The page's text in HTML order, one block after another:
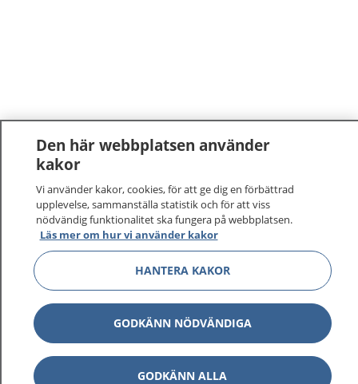
1177–tryggt om din hälsa och vård
På 1177.se får du råd om hälsa och information om
sjukdomar och vilka mottagningar du kan kontakta.
Logga in för att läsa din journal och göra dina
vårdärenden. Ring telefonnummer 1177 för
sjukvårdsrådgivning dygnet runt.
1177 ger dig råd när du vill må bättre.
Den här webbplatsen använder
kakor
Vi använder kakor, cookies, för att ge dig en förbättrad
upplevelse, sammanställa statistik och för att viss
nödvändig funktionalitet ska fungera på webbplatsen.
Läs mer om hur vi använder kakor
HANTERA KAKOR
GODKÄNN NÖDVÄNDIGA
GODKÄNN ALLA